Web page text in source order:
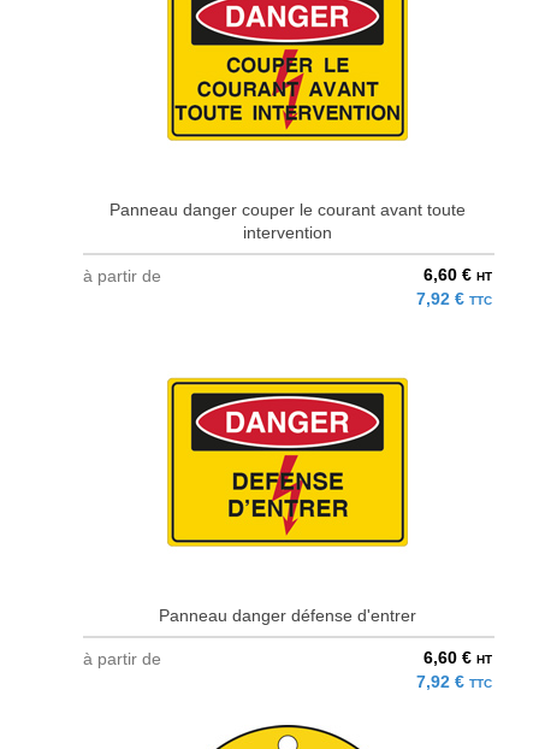
Panneau danger couper le courant avant toute
intervention
à partir de 6,60 € HT
7,92 € TTC
Panneau danger défense d'entrer
à partir de 6,60 € HT
7,92 € TTC